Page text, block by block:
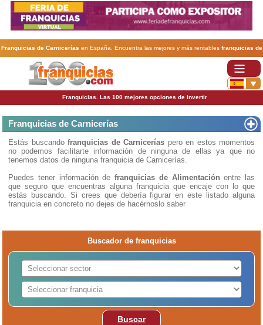
Franquicias de Carnicerías en España. Encuentra las mejores y más rentables franquicias de
Carnicerías. Abre tu negocio a través de una franquicia barata, rentable y segura.
Franquicias. Las 100 mejores opciones de invertir
Franquicias de Carnicerías
Estás buscando franquicias de Carnicerías pero en estos momentos
no podemos facilitarte información de ninguna de ellas ya que no
tenemos datos de ninguna franquicia de Carnicerías.
Puedes tener información de franquicias de Alimentación entre las
que seguro que encuentras alguna franquicia que encaje con lo que
estás buscando. Si crees que debería figurar en este listado alguna
franquicia en concreto no dejes de hacérnoslo saber
Buscador de franquicias
Buscar